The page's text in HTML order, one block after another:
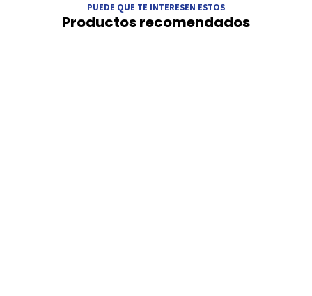
PUEDE QUE TE INTERESEN ESTOS
Productos recomendados